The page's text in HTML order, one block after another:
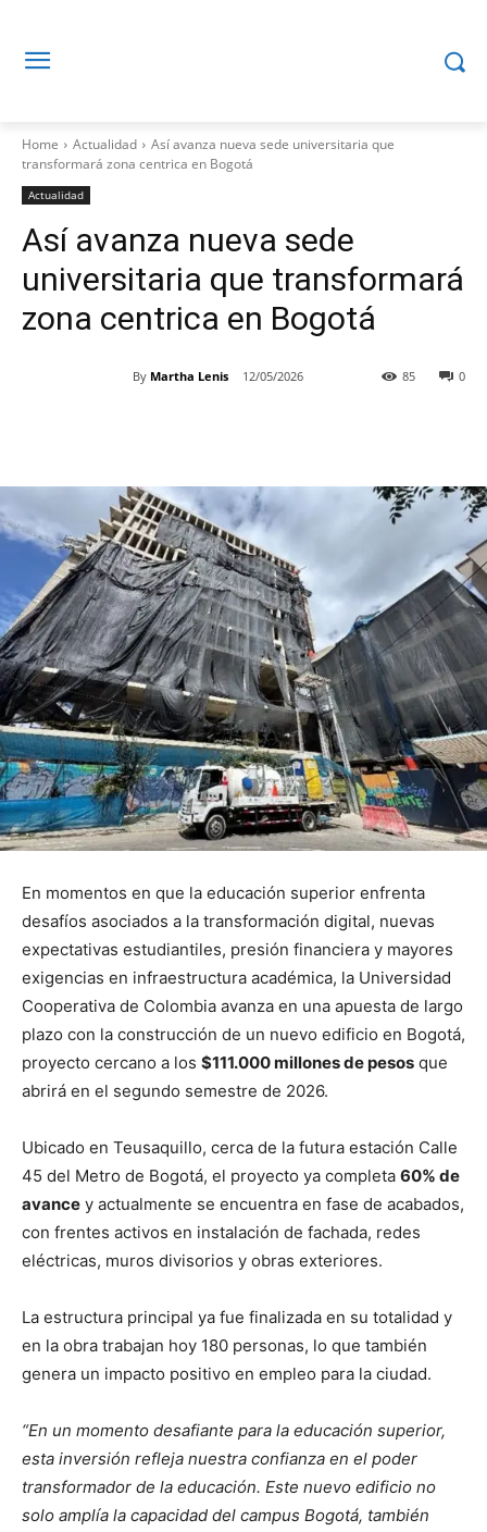
Home Actualidad
Así avanza nueva sede universitaria que
transformará zona centrica en Bogotá
Actualidad
Así avanza nueva sede
universitaria que transformará
zona centrica en Bogotá
By Martha Lenis 12/05/2026 0
85
En momentos en que la educación superior enfrenta
desafíos asociados a la transformación digital, nuevas
expectativas estudiantiles, presión financiera y mayores
exigencias en infraestructura académica, la Universidad
Cooperativa de Colombia avanza en una apuesta de largo
plazo con la construcción de un nuevo edificio en Bogotá,
proyecto cercano a los $111.000 millones de pesos que
abrirá en el segundo semestre de 2026.
Ubicado en Teusaquillo, cerca de la futura estación Calle
45 del Metro de Bogotá, el proyecto ya completa 60% de
avance y actualmente se encuentra en fase de acabados,
con frentes activos en instalación de fachada, redes
eléctricas, muros divisorios y obras exteriores.
La estructura principal ya fue finalizada en su totalidad y
en la obra trabajan hoy 180 personas, lo que también
genera un impacto positivo en empleo para la ciudad.
“En un momento desafiante para la educación superior,
esta inversión refleja nuestra confianza en el poder
transformador de la educación. Este nuevo edificio no
solo amplía la capacidad del campus Bogotá, también